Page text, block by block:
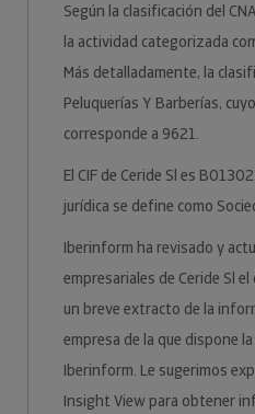
Según la clasificación del
la actividad categorizada
Más detalladamente, la
Peluquerías Y Barberías,
corresponde a 9621.
El CIF de Ceride Sl es
jurídica se define como
Iberinform ha revisado y
empresariales de Ceride Sl
un breve extracto de la
empresa de la que dispone
Iberinform. Le sugerimos
Insight View para obtener